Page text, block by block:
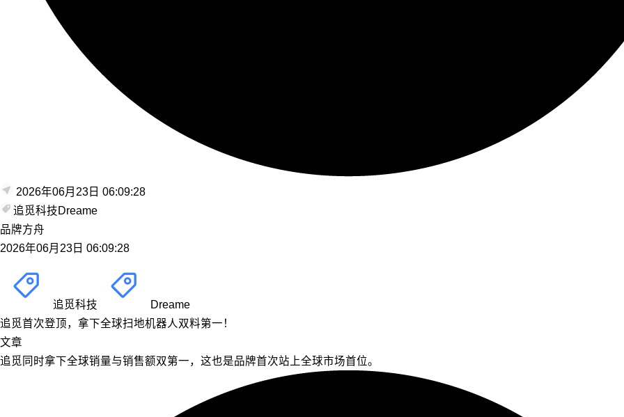
2026年06月23日 06:09:28
追觅科技Dreame
品牌方舟
2026年06月23日 06:09:28
追觅科技
Dreame
追觅首次登顶，拿下全球扫地机器人双料第一！
文章
追觅同时拿下全球销量与销售额双第一，这也是品牌首次站上全球市场首位。